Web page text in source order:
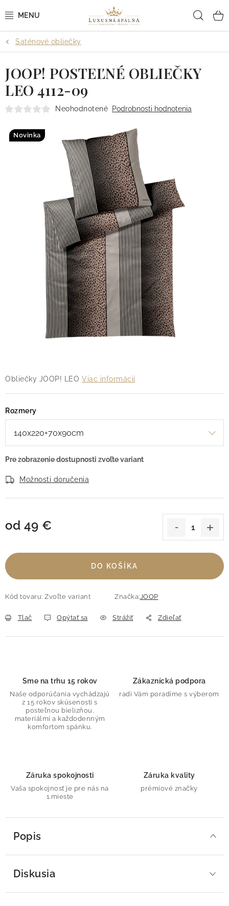
na
POSTEĽNÉ OBLIEČKY
POSTEĽNÉ PLACHTY
PREHOZY A PAPLÓNY
BYTOVÝ TEXTIL
KÚPEĽŇA + WELLNESS
DIZAJNÉRI
Blog Doprava
Kontakt
Obchodné podmienky
Podmienky ochrany osobných údajov
Reklamačný poriadok
Vrátenie tovaru
Saténové obliečky
Obliečky JOOP! LEO Viac informácií
Rozmery
Možnosti doručenia
od 49 €
DO KOŠÍKA
Kód tovaru: Zvoľte variant Značka:JOOP
Tlač Opýtať sa Strážiť Zdieľať
JOOP! POSTEĽNÉ OBLIEČKY
LEO 4112-09
Neohodnotené Podrobnosti hodnotenia
Novinka
Sme na trhu 15 rokov
Naše odporúčania vychádzajú
z 15 rokov skúseností s
posteľnou bielizňou,
materiálmi a každodenným
komfortom spánku.
Zákaznícká podpora
radi Vám poradíme s výberom
Záruka spokojnosti
Vaša spokojnosť je pre nás na
1.mieste
Záruka kvality
prémiové značky
Popis
Diskusia